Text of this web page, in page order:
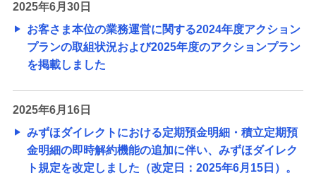
2025年6月30日
お客さま本位の業務運営に関する2024年度アクション
プランの取組状況および2025年度のアクションプラン
を掲載しました
2025年6月16日
みずほダイレクトにおける定期預金明細・積立定期預
金明細の即時解約機能の追加に伴い、みずほダイレク
ト規定を改定しました（改定日：2025年6月15日）。